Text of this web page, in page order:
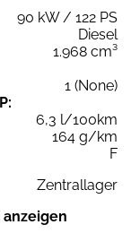
90 kW / 122 PS
Diesel
1.968 cm³
1 (None)
6,3 l/100km
164 g/km
F
Zentrallager
anzeigen